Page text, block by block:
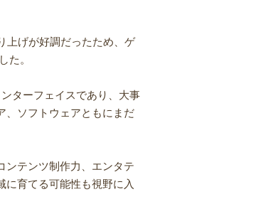
上げが好調だったため、ゲ
。
ターフェイスであり、大事
、ソフトウェアともにまだ
ンテンツ制作力、エンタテ
育てる可能性も視野に入